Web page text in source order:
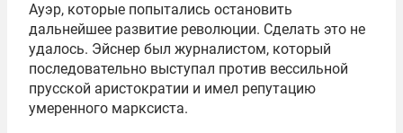
Ауэр, которые попытались остановить
дальнейшее развитие революции. Сделать это не
удалось. Эйснер был журналистом, который
последовательно выступал против вессильной
прусской аристократии и имел репутацию
умеренного марксиста.